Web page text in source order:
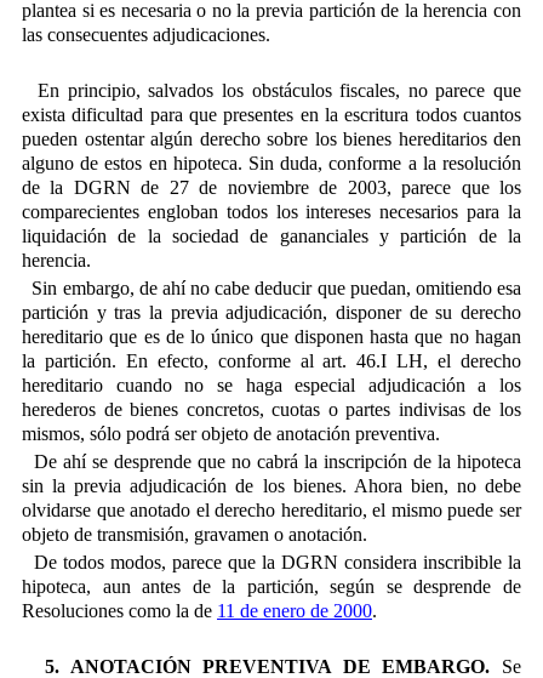
plantea si es necesaria o no la previa partición de la herencia con
las consecuentes adjudicaciones.
En principio, salvados los obstáculos fiscales, no parece que
exista dificultad para que presentes en la escritura todos cuantos
pueden ostentar algún derecho sobre los bienes hereditarios den
alguno de estos en hipoteca. Sin duda, conforme a la resolución
de la DGRN de 27 de noviembre de 2003, parece que los
comparecientes engloban todos los intereses necesarios para la
liquidación de la sociedad de gananciales y partición de la
herencia.
Sin embargo, de ahí no cabe deducir que puedan, omitiendo esa
partición y tras la previa adjudicación, disponer de su derecho
hereditario que es de lo único que disponen hasta que no hagan
la partición. En efecto, conforme al art. 46.I LH, el derecho
hereditario cuando no se haga especial adjudicación a los
herederos de bienes concretos, cuotas o partes indivisas de los
mismos, sólo podrá ser objeto de anotación preventiva.
De ahí se desprende que no cabrá la inscripción de la hipoteca
sin la previa adjudicación de los bienes. Ahora bien, no debe
olvidarse que anotado el derecho hereditario, el mismo puede ser
objeto de transmisión, gravamen o anotación.
De todos modos, parece que la DGRN considera inscribible la
hipoteca, aun antes de la partición, según se desprende de
Resoluciones como la de 11 de enero de 2000.
5. ANOTACIÓN PREVENTIVA DE EMBARGO. Se